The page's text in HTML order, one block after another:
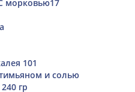
морковью17
101
и солью
гр